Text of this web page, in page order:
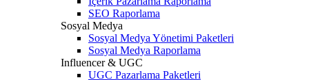
SEO Raporlama
Sosyal Medya
Sosyal Medya Yönetimi Paketleri
Sosyal Medya Raporlama
Influencer & UGC
UGC Pazarlama Paketleri